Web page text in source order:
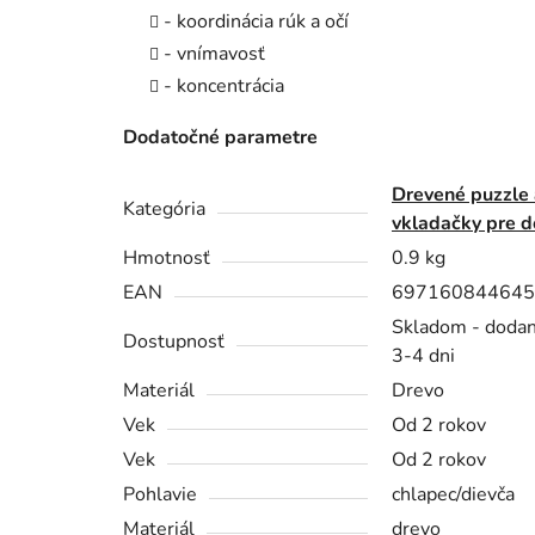
- koordinácia rúk a očí
- vnímavosť
- koncentrácia
Dodatočné parametre
Kategória
Drevené puzzle
vkladačky pre
Hmotnosť
0.9 kg
EAN
Dostupnosť
Skladom -
3-4 dni
Materiál
Drevo
Vek
Od 2 rokov
Vek
Od 2 rokov
Pohlavie
chlapec/dievča
Materiál
drevo